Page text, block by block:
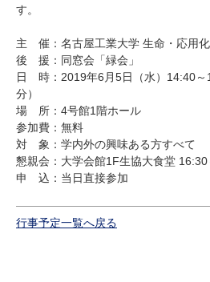
す。
主 催：名古屋工業大学 生命・応用
後 援：同窓会「緑会」
日 時：2019年6月5日（水）14:40～
分）
場 所：4号館1階ホール
参加費：無料
対 象：学内外の興味ある方すべて
懇親会：大学会館1F生協大食堂
申 込：当日直接参加
行事予定一覧へ戻る